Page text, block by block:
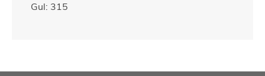
Gul: 315